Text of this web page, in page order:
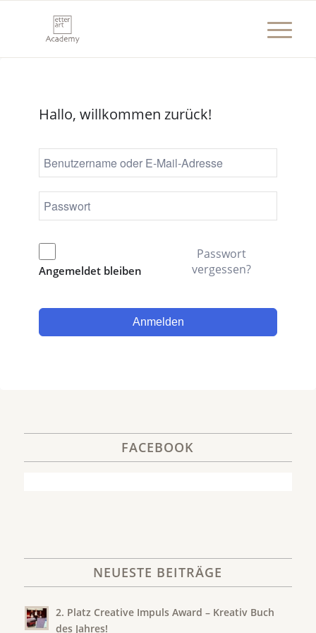
Hallo, willkommen zurück!
Angemeldet bleiben
Passwort
vergessen?
Anmelden
FACEBOOK
NEUESTE BEITRÄGE
2. Platz Creative Impuls Award – Kreativ Buch
des Jahres!